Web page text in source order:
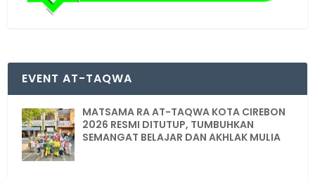
EVENT AT-TAQWA
MATSAMA RA AT-TAQWA KOTA CIREBON
2026 RESMI DITUTUP, TUMBUHKAN
SEMANGAT BELAJAR DAN AKHLAK MULIA